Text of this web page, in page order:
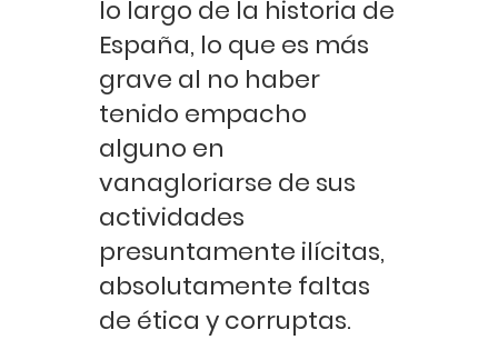
lo largo de la historia de
España, lo que es más
grave al no haber
tenido empacho
alguno en
vanagloriarse de sus
actividades
presuntamente ilícitas,
absolutamente faltas
de ética y corruptas.